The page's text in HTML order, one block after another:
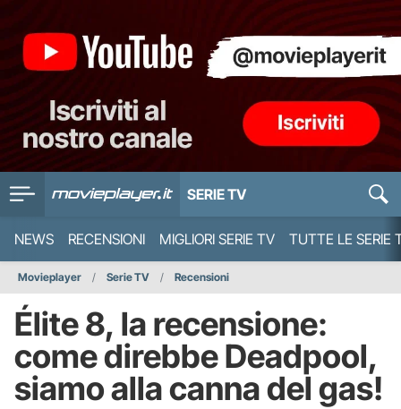
SERIE TV
NEWS RECENSIONI MIGLIORI SERIE TV TUTTE LE SERIE
Movieplayer Serie TV Recensioni
Élite 8, la recensione:
come direbbe Deadpool,
siamo alla canna del gas!